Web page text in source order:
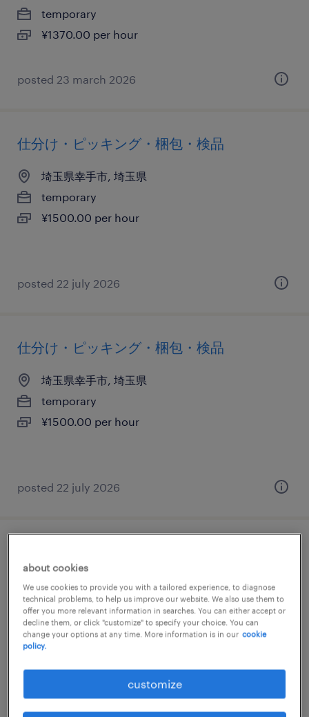
temporary
¥1370.00 per hour
posted 23 march 2026
仕分け・ピッキング・梱包・検品
埼玉県幸手市, 埼玉県
temporary
¥1500.00 per hour
posted 22 july 2026
仕分け・ピッキング・梱包・検品
埼玉県幸手市, 埼玉県
temporary
¥1500.00 per hour
posted 22 july 2026
埼玉県幸手市, 埼玉県
temporary
¥1500.00 per hour
about cookies
We use cookies to provide you with a tailored experience, to diagnose
technical problems, to help us improve our website. We also use them to
offer you more relevant information in searches. You can either accept or
decline them, or click "customize" to specify your choice. You can
change your options at any time. More information is in our cookie
policy.
customize